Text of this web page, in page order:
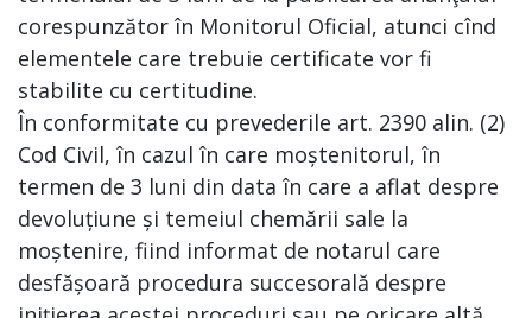
corespunzător în Monitorul Oficial, atunci cînd
elementele care trebuie certificate vor fi
stabilite cu certitudine.
În conformitate cu prevederile art. 2390 alin. (2)
Cod Civil, în cazul în care moștenitorul, în
termen de 3 luni din data în care a aflat despre
devoluțiune și temeiul chemării sale la
moștenire, fiind informat de notarul care
desfășoară procedura succesorală despre